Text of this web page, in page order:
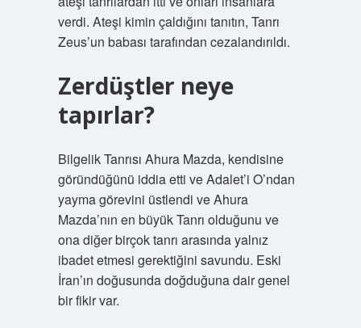
verdi. Ateşi kimin çaldığını tanıtın, Tanrı
Zeus’un babası tarafından cezalandırıldı.
Zerdüştler neye
tapırlar?
Bilgelik Tanrısı Ahura Mazda, kendisine
göründüğünü iddia etti ve Adalet’i O’ndan
yayma görevini üstlendi ve Ahura
Mazda’nın en büyük Tanrı olduğunu ve
ona diğer birçok tanrı arasında yalnız
ibadet etmesi gerektiğini savundu. Eski
İran’ın doğusunda doğduğuna dair genel
bir fikir var.